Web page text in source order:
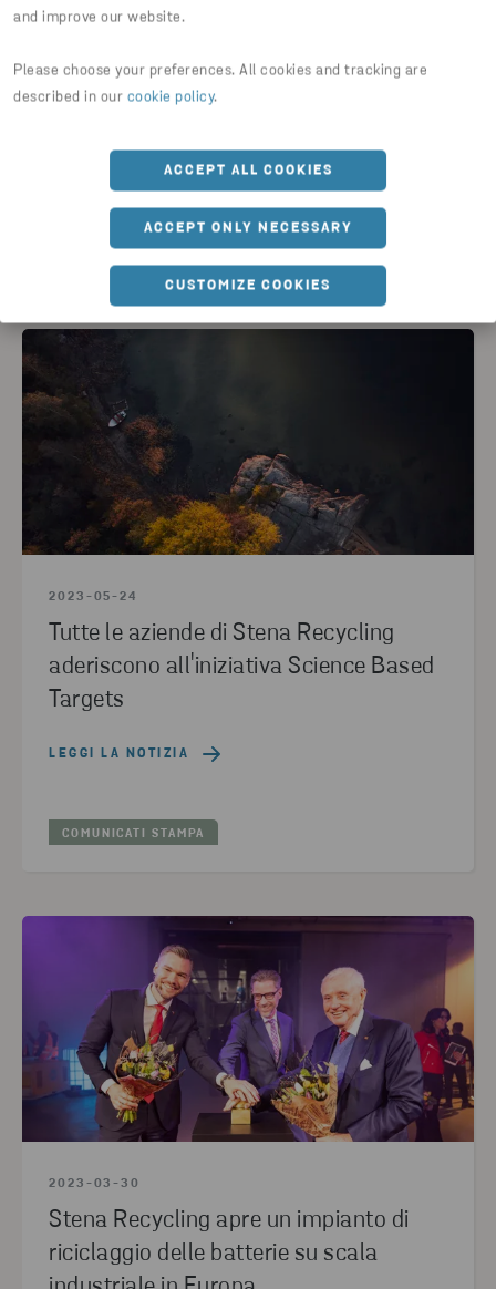
and improve our website.
Please choose your preferences. All cookies and tracking are
described in our cookie policy.
ACCEPT ALL COOKIES
ACCEPT ONLY NECESSARY
CUSTOMIZE COOKIES
valore circolari per le batterie: l’accordo
tra Stena Recycling e Morrow
LEGGI LA NOTIZIA
COMUNICATI STAMPA
2023-05-24
Tutte le aziende di Stena Recycling
aderiscono all'iniziativa Science Based
Targets
LEGGI LA NOTIZIA
COMUNICATI STAMPA
2023-03-30
Stena Recycling apre un impianto di
riciclaggio delle batterie su scala